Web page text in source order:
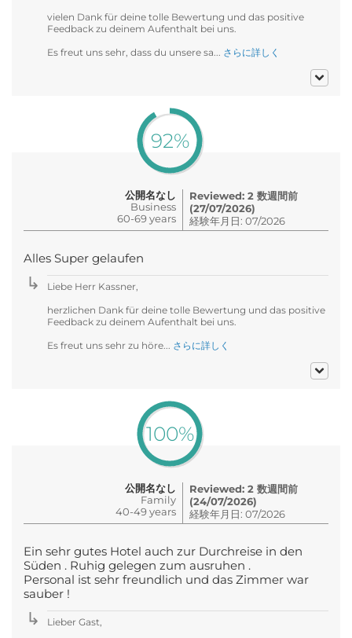
vielen Dank für deine tolle Bewertung und das positive
Feedback zu deinem Aufenthalt bei uns.
Es freut uns sehr, dass du unsere sa... さらに詳しく
92%
公開名なし
Business
60-69 years
Reviewed: 2 数週間前
(27/07/2026)
経験年月日: 07/2026
Alles Super gelaufen
Liebe Herr Kassner,
herzlichen Dank für deine tolle Bewertung und das positive
Feedback zu deinem Aufenthalt bei uns.
Es freut uns sehr zu höre... さらに詳しく
100%
公開名なし
Family
40-49 years
Reviewed: 2 数週間前
(24/07/2026)
経験年月日: 07/2026
Ein sehr gutes Hotel auch zur Durchreise in den
Süden . Ruhig gelegen zum ausruhen .
Personal ist sehr freundlich und das Zimmer war
sauber !
Lieber Gast,